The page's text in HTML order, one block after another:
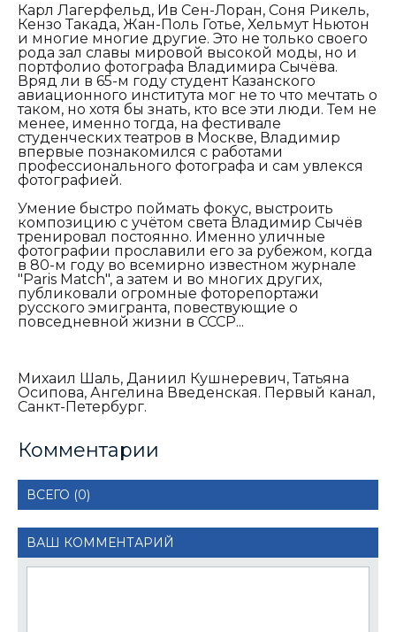
Карл Лагерфельд, Ив Сен-Лоран, Соня Рикель,
Кензо Такада, Жан-Поль Готье, Хельмут Ньютон
и многие многие другие. Это не только своего
рода зал славы мировой высокой моды, но и
портфолио фотографа Владимира Сычёва.
Вряд ли в 65-м году студент Казанского
авиационного института мог не то что мечтать о
таком, но хотя бы знать, кто все эти люди. Тем не
менее, именно тогда, на фестивале
студенческих театров в Москве, Владимир
впервые познакомился с работами
профессионального фотографа и сам увлекся
фотографией.
Умение быстро поймать фокус, выстроить
композицию с учётом света Владимир Сычёв
тренировал постоянно. Именно уличные
фотографии прославили его за рубежом, когда
в 80-м году во всемирно известном журнале
"Paris Match", а затем и во многих других,
публиковали огромные фоторепортажи
русского эмигранта, повествующие о
повседневной жизни в СССР...
Михаил Шаль, Даниил Кушнеревич, Татьяна
Осипова, Ангелина Введенская. Первый канал,
Санкт-Петербург.
Комментарии
ВСЕГО (0)
ВАШ КОММЕНТАРИЙ